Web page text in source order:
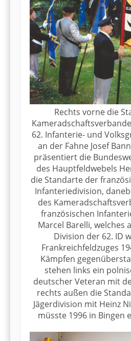
Rechts vorne die
62. Infanterie- und
an der Fahne Josef
präsentiert die
des Hauptfeldwebels
die Standarte der
Infanteriedivision,
des
französischen
Marcel Barelli, welches
Division der 62. ID
Frankreichfeldzuges
Kämpfen
stehen links ein
deutscher Veteran mit
rechts außen die
Jägerdivision mit Heinz
müsste 1996 in Bingen